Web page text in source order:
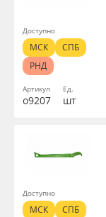
Артикул
о9207
Ед.
шт
Доступно
МСК
СПБ
РНД
Доступно
МСК
СПБ